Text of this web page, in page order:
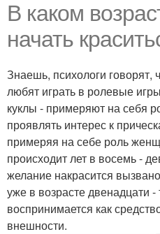
В каком
начать
Знаешь, психологи говорят,
любят играть в ролевые
куклы - примеряют на себя
проявлять интерес к
примеряя на себе роль
происходит лет в восемь -
желание накрасится
уже в возрасте двенадцати -
воспринимается как
внешности.